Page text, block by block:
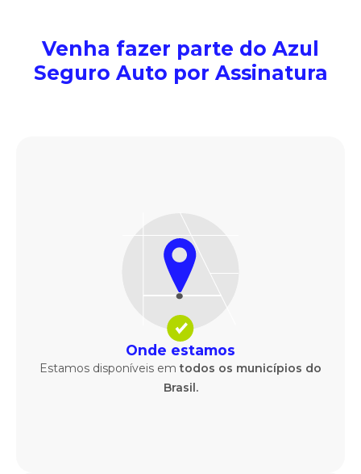
Venha fazer parte do Azul
Seguro Auto por Assinatura
Onde estamos
Estamos disponíveis em todos os municípios do
Brasil.